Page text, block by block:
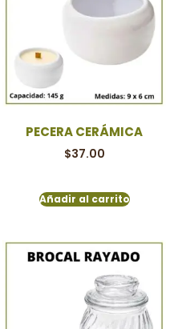
PECERA CERÁMICA
$37.00
Añadir al carrito